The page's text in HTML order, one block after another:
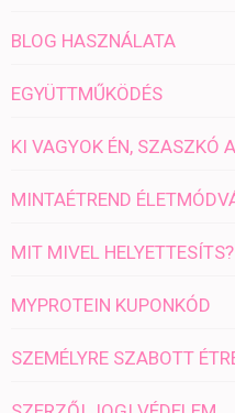
BLOG HASZNÁLATA
EGYÜTTMŰKÖDÉS
KI VAGYOK ÉN, SZASZKÓ
MINTAÉTREND
MIT MIVEL HELYETTESÍTS?
MYPROTEIN KUPONKÓD
SZEMÉLYRE SZABOTT